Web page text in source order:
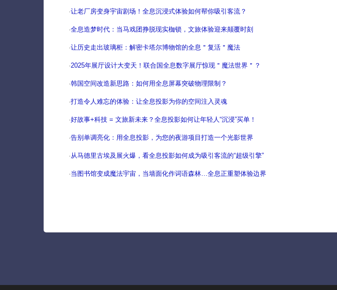
·让老厂房变身宇宙剧场！全息沉浸式体验如何帮你吸引客流？
·全息造梦时代：当马戏团挣脱现实枷锁，文旅体验迎来颠覆时刻
·让历史走出玻璃柜：解密卡塔尔博物馆的全息＂复活＂魔法
·2025年展厅设计大变天！联合国全息数字展厅惊现＂魔法世界＂？
·韩国空间改造新思路：如何用全息屏幕突破物理限制？
·打造令人难忘的体验：让全息投影为你的空间注入灵魂
·好故事+科技 = 文旅新未来？全息投影如何让年轻人“沉浸”买单！
·告别单调亮化：用全息投影，为您的夜游项目打造一个光影世界
·从马德里古埃及展火爆，看全息投影如何成为吸引客流的“超级引擎”
·当图书馆变成魔法宇宙，当墙面化作词语森林…全息正重塑体验边界